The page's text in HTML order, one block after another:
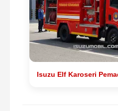
Isuzu Elf Karoseri